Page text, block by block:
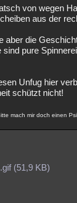
von wegen
aus der
aber die
pure
Unfug hier
schützt nicht!
mach mir doch einen
(51,9 KB)